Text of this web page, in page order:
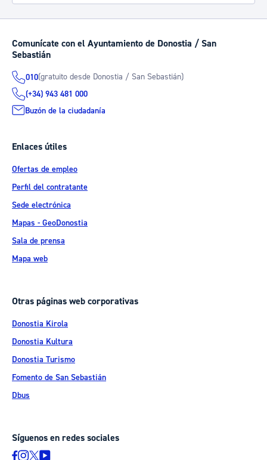
Comunícate con el Ayuntamiento de Donostia / San
Sebastián
010(gratuito desde Donostia / San Sebastián)
(+34) 943 481 000
Buzón de la ciudadanía
Enlaces útiles
Ofertas de empleo
Perfil del contratante
Sede electrónica
Mapas - GeoDonostia
Sala de prensa
Mapa web
Otras páginas web corporativas
Donostia Kirola
Donostia Kultura
Donostia Turismo
Fomento de San Sebastián
Dbus
Síguenos en redes sociales